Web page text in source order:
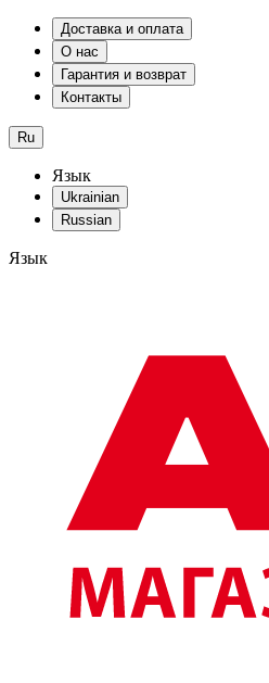
Доставка и оплата
О нас
Гарантия и возврат
Контакты
Ru
Язык
Ukrainian
Russian
Язык